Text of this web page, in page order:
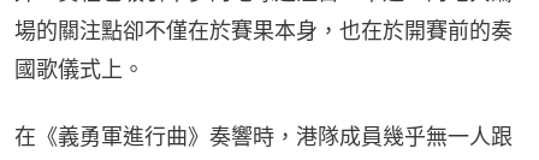
場的關注點卻不僅在於賽果本身，也在於開賽前的奏
國歌儀式上。
在《義勇軍進行曲》奏響時，港隊成員幾乎無一人跟